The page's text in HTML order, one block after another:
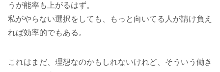
うが能率も上がるはず。
私がやらない選択をしても、もっと向いてる人が請け負え
れば効率的でもある。
これはまだ、理想なのかもしれないけれど、そういう働き